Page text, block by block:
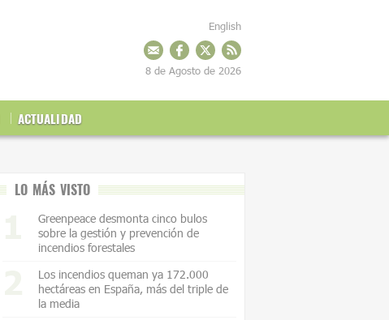
ACTUALIDAD
English
8 de Agosto de 2026
LO MÁS VISTO
Greenpeace desmonta cinco bulos
sobre la gestión y prevención de
incendios forestales
Los incendios queman ya 172.000
hectáreas en España, más del triple de
la media